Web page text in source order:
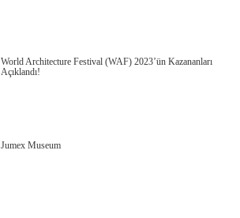
World Architecture Festival (WAF) 2023’ün Kazananları
Açıklandı!
Jumex Museum